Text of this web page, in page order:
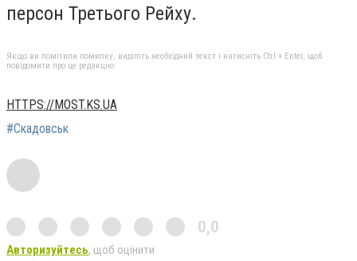
персон Третього Рейху.
Якщо ви помітили помилку, виділіть необхідний текст і натисніть Ctrl + Enter, щоб
повідомити про це редакцію
HTTPS://MOST.KS.UA
#Скадовськ
0,0
Авторизуйтесь, щоб оцінити